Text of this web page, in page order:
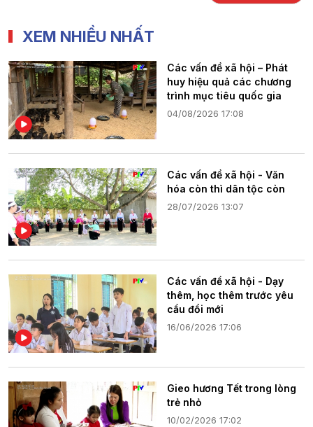
XEM NHIỀU NHẤT
Các vấn đề xã hội – Phát
huy hiệu quả các chương
trình mục tiêu quốc gia
04/08/2026 17:08
Các vấn đề xã hội - Văn
hóa còn thì dân tộc còn
28/07/2026 13:07
Các vấn đề xã hội - Dạy
thêm, học thêm trước yêu
cầu đổi mới
16/06/2026 17:06
Gieo hương Tết trong lòng
trẻ nhỏ
10/02/2026 17:02